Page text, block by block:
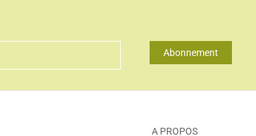
Abonnement
A PROPOS